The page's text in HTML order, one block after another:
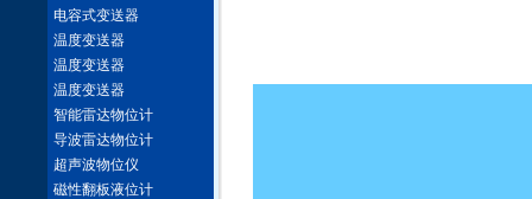
电容式变送器
温度变送器
温度变送器
温度变送器
智能雷达物位计
导波雷达物位计
超声波物位仪
磁性翻板液位计